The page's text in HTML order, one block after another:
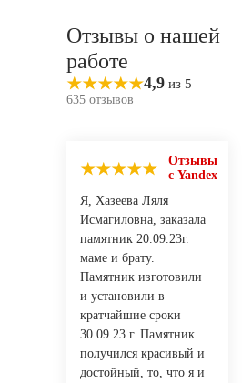
Отзывы о нашей
работе
4,9 из 5
635 отзывов
Отзывы
с Yandex
Я, Хазеева Ляля
Исмагиловна, заказала
памятник 20.09.23г.
маме и брату.
Памятник изготовили
и установили в
кратчайшие сроки
30.09.23 г. Памятник
получился красивый и
достойный, то, что я и